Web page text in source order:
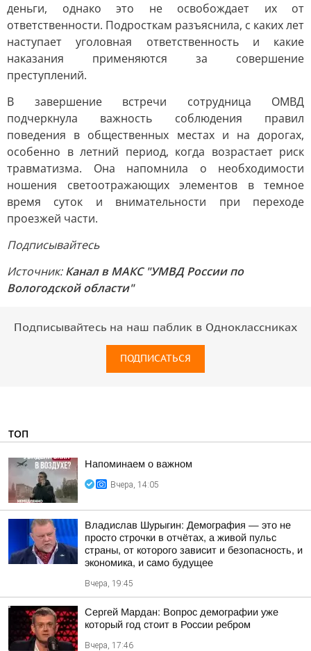
деньги, однако это не освобождает их от
ответственности. Подросткам разъяснила, с каких лет
наступает уголовная ответственность и какие
наказания применяются за совершение
преступлений.
В завершение встречи сотрудница ОМВД
подчеркнула важность соблюдения правил
поведения в общественных местах и на дорогах,
особенно в летний период, когда возрастает риск
травматизма. Она напомнила о необходимости
ношения светоотражающих элементов в темное
время суток и внимательности при переходе
проезжей части.
Подписывайтесь
Источник:Канал в МАКС "УМВД России по
Вологодской области"
Подписывайтесь на наш паблик в Одноклассниках
ПОДПИСАТЬСЯ
ТОП
Напоминаем о важном
Вчера, 14:05
Владислав Шурыгин: Демография — это не
просто строчки в отчётах, а живой пульс
страны, от которого зависит и безопасность, и
экономика, и само будущее
Вчера, 19:45
Сергей Мардан: Вопрос демографии уже
который год стоит в России ребром
Вчера, 17:46